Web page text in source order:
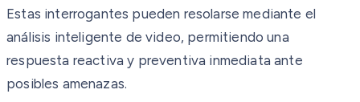
Estas interrogantes pueden resolarse mediante el
análisis inteligente de video, permitiendo una
respuesta reactiva y preventiva inmediata ante
posibles amenazas.